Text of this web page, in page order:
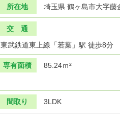
所在地 埼玉県 鶴ヶ島市大字藤
交 通
東武鉄道東上線「若葉」駅 徒歩8分
専有面積 85.24ｍ²
間取り 3LDK